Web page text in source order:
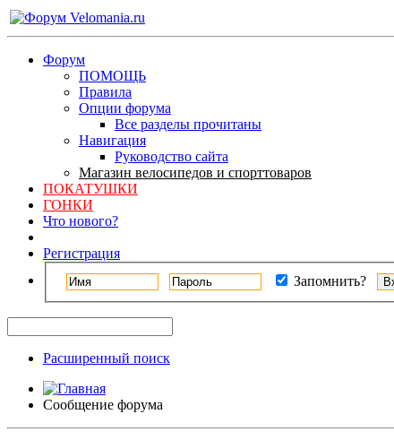
Форум
ПОМОЩЬ
Правила
Опции форума
Все разделы прочитаны
Навигация
Руководство сайта
Магазин велосипедов и спорттоваров
ПОКАТУШКИ
ГОНКИ
Что нового?
Регистрация
Запомнить?
Расширенный поиск
Сообщение форума